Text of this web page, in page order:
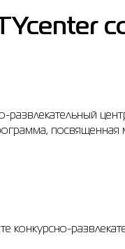
развлекательный
конкурсно-